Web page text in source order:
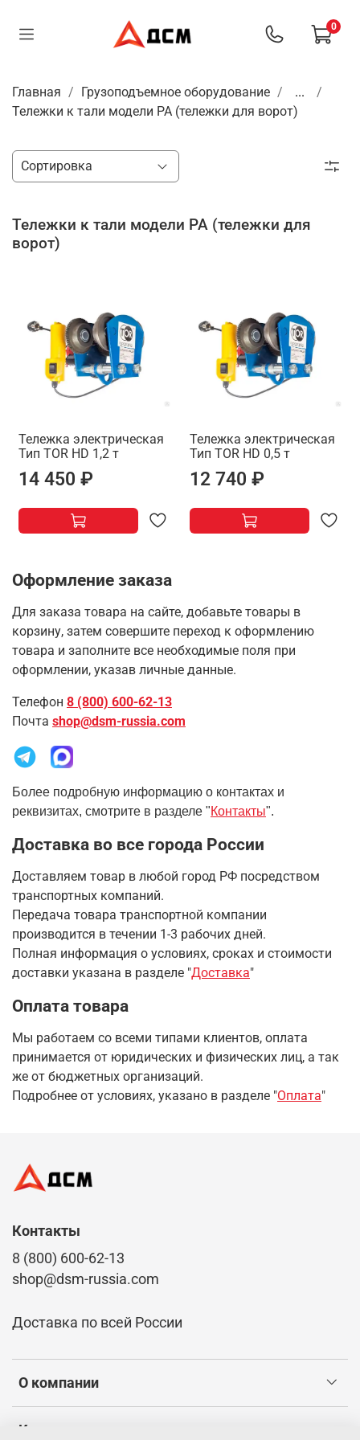
0
Главная Грузоподъемное оборудование
...
Тележки к тали модели РА (тележки для ворот)
Тележки к тали модели РА (тележки для
ворот)
Тележка электрическая
Тип TOR HD 1,2 т
14 450 ₽
Тележка электрическая
Тип TOR HD 0,5 т
12 740 ₽
Оформление заказа
Для заказа товара на сайте, добавьте товары в
корзину, затем совершите переход к оформлению
товара и заполните все необходимые поля при
оформлении, указав личные данные.
Телефон 8 (800) 600-62-13
Почта shop@dsm-russia.com
Более подробную информацию о контактах и
реквизитах, смотрите в разделе "Контакты".
Доставка во все города России
Доставляем товар в любой город РФ посредством
транспортных компаний.
Передача товара транспортной компании
производится в течении 1-3 рабочих дней.
Полная информация о условиях, сроках и стоимости
доставки указана в разделе "Доставка"
Оплата товара
Мы работаем со всеми типами клиентов, оплата
принимается от юридических и физических лиц, а так
же от бюджетных организаций.
Подробнее от условиях, указано в разделе "Оплата"
О компании
Клиентам
Контакты
8 (800) 600-62-13
shop@dsm-russia.com
Доставка по всей России